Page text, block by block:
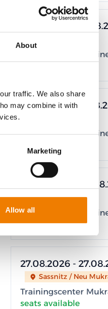
About
traffic. We also share
may combine it with
Marketing
Allow all
19.08.2026 -
21.08.2026 -
26.08.2026 -
Elsfleth
seats available
27.08.2026 -
Sassnitz / Neu
seats available